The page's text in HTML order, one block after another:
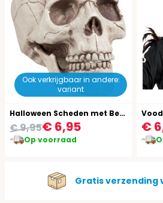
Ook verkrijgbaar in andere:
variant
Halloween Scheden met Bewegende Kaak
€ 6,95
€ 9,95
Op voorraad
€
Gratis verzending